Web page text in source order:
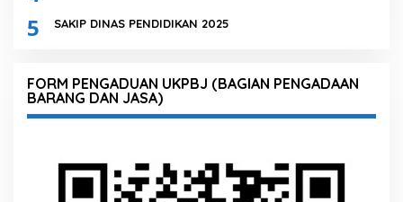
5 SAKIP DINAS PENDIDIKAN 2025
FORM PENGADUAN UKPBJ (BAGIAN PENGADAAN
BARANG DAN JASA)